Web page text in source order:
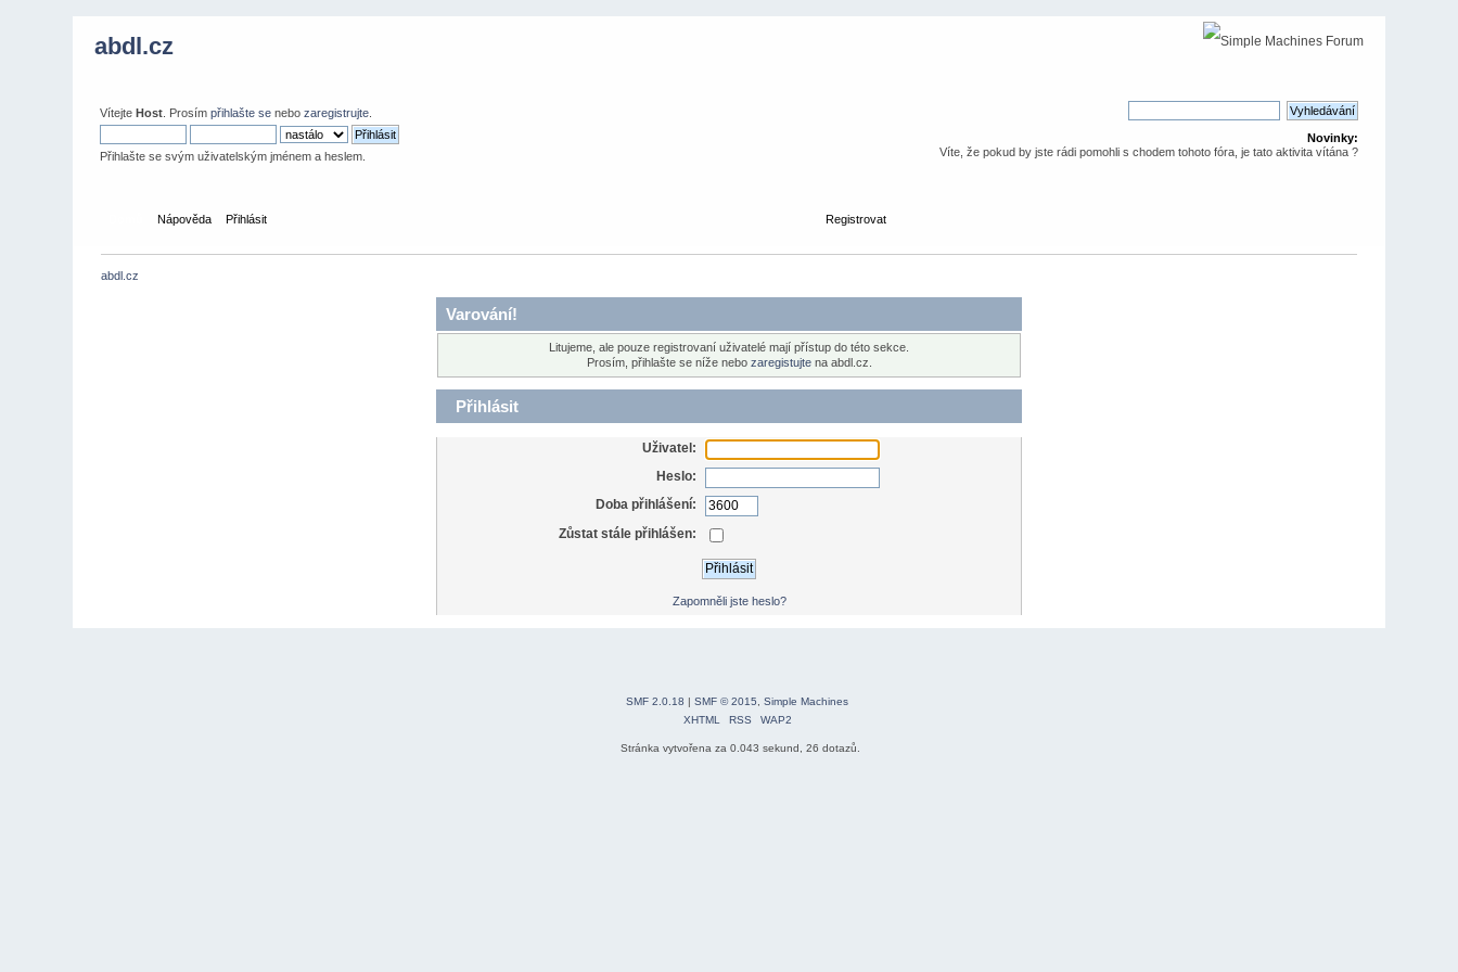
abdl.cz
VítejteHost . Prosímpřihlašte se nebozaregistrujte
Přihlašte se svým uživatelským jménem a heslem.
Novinky:
Víte, že pokud by jste rádi pomohli s chodem tohoto fóra, je tato aktivita vítána ?
Nápověda Přihlásit Registrovat
abdl.cz
Varování!
Litujeme, ale pouze registrovaní uživatelé mají přístup do této sekce.
Prosím, přihlašte se níže nebo zaregistujtena abdl.cz.
Přihlásit
Uživatel:
Heslo:
Doba přihlášení:
Zůstat stále přihlášen:
Zapomněli jste heslo?
SMF 2.0.18 | SMF © 2015
Simple Machines
XHTML
RSS WAP2
Stránka vytvořena za 0.043 sekund, 26 dotazů.